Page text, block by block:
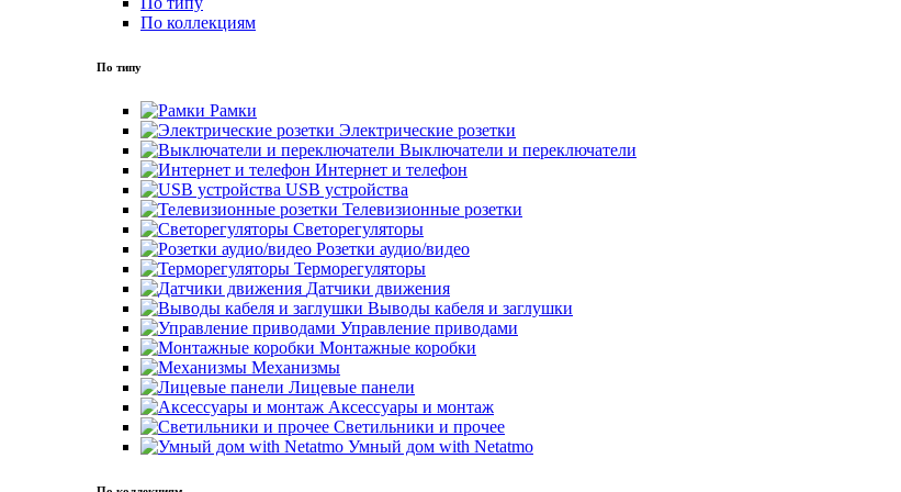
По коллекциям
По типу
Рамки
Электрические розетки
Выключатели и переключатели
Интернет и телефон
USB устройства
Телевизионные розетки
Светорегуляторы
Розетки аудио/видео
Терморегуляторы
Датчики движения
Выводы кабеля и заглушки
Управление приводами
Монтажные коробки
Механизмы
Лицевые панели
Аксессуары и монтаж
Светильники и прочее
Умный дом with Netatmo